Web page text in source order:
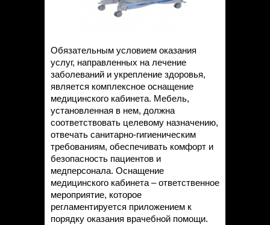
Обязательным условием оказания
услуг, направленных на лечение
заболеваний и укрепление здоровья,
является комплексное оснащение
медицинского кабинета. Мебель,
установленная в нем, должна
соответствовать целевому назначению,
отвечать санитарно-гигиеническим
требованиям, обеспечивать комфорт и
безопасность пациентов и
медперсонала. Оснащение
медицинского кабинета – ответственное
мероприятие, которое
регламентируется приложением к
порядку оказания врачебной помощи.